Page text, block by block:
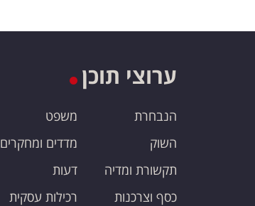
ערוצי תוכן
הנבחרת
השוק
תקשורת ומדיה
כסף וצרכנות
משפט
מדדים ומחקרים
דעות
רכילות עסקית